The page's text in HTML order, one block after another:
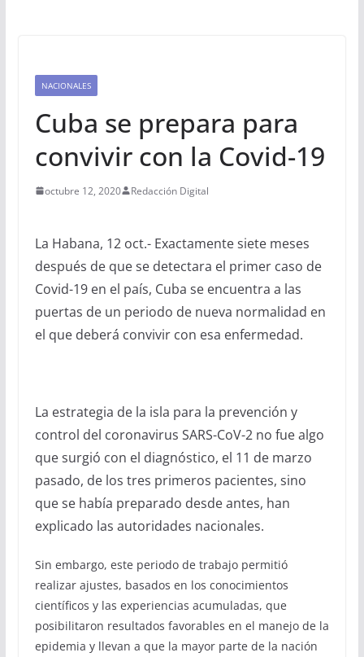
NACIONALES
Cuba se prepara para
convivir con la Covid-19
octubre 12, 2020 Redacción Digital
La Habana, 12 oct.- Exactamente siete meses
después de que se detectara el primer caso de
Covid-19 en el país, Cuba se encuentra a las
puertas de un periodo de nueva normalidad en
el que deberá convivir con esa enfermedad.
La estrategia de la isla para la prevención y
control del coronavirus SARS-CoV-2 no fue algo
que surgió con el diagnóstico, el 11 de marzo
pasado, de los tres primeros pacientes, sino
que se había preparado desde antes, han
explicado las autoridades nacionales.
Sin embargo, este periodo de trabajo permitió
realizar ajustes, basados en los conocimientos
científicos y las experiencias acumuladas, que
posibilitaron resultados favorables en el manejo de la
epidemia y llevan a que la mayor parte de la nación